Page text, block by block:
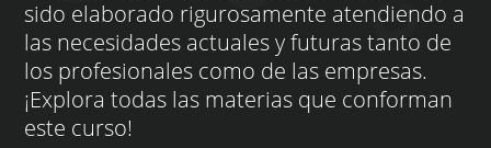
sido elaborado rigurosamente atendiendo a
las necesidades actuales y futuras tanto de
los profesionales como de las empresas.
¡Explora todas las materias que conforman
este curso!